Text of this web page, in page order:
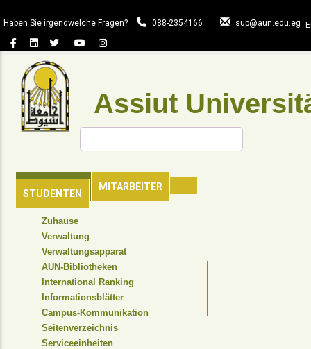
zum
Inhalt
Haben Sie irgendwelche Fragen? 088-2354166 sup@aun.edu.eg
Assiut
MITARBEITER
STUDENTEN
Suche
HEADER
NAVIGATION
Zuhause
Verwaltung
Verwaltungsapparat
AUN-Bibliotheken
International Ranking
Informationsblätter
Campus-Kommunikation
Seitenverzeichnis
Serviceeinheiten